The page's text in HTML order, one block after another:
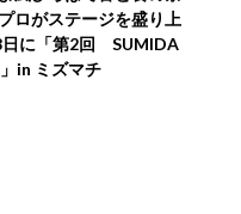
ロがステージを盛り上
に「第2回 SUMIDA
」in ミズマチ